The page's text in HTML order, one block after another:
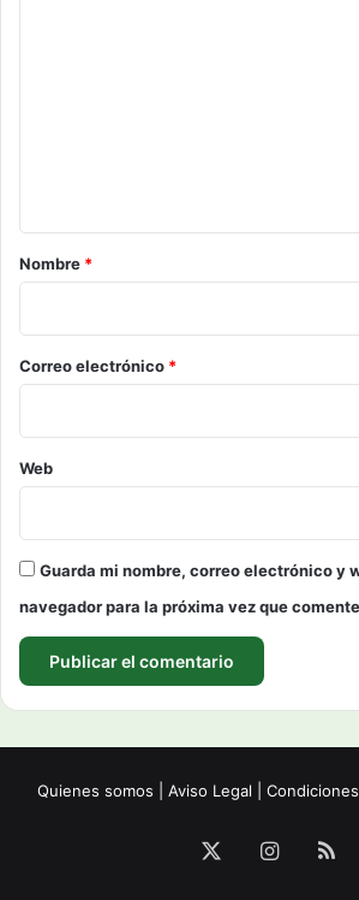
r
o
*
Nombre *
Correo electrónico *
Web
Guarda mi nombre, correo electrónico y
navegador para la próxima vez que
Quienes somos Aviso Legal